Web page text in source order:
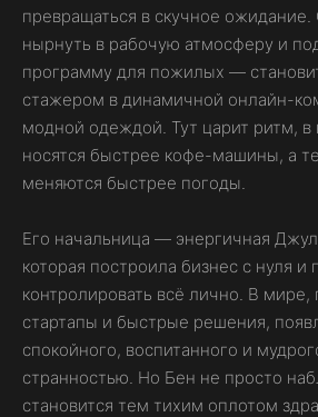
превращаться в скучное
нырнуть в рабочую атмосферу и
программу для пожилых —
стажером в динамичной онлайн-
модной одеждой. Тут царит ритм,
носятся быстрее кофе-машины, а
меняются быстрее погоды.
Его начальница — энергичная
которая построила бизнес с нуля и
контролировать всё лично. В мире,
стартапы и быстрые решения,
спокойного, воспитанного и
странностью. Но Бен не просто
становится тем тихим оплотом